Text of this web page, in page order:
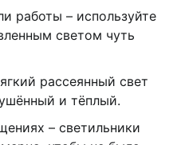
работы – используйте
светом чуть
рассеянный свет
и тёплый.
– светильники